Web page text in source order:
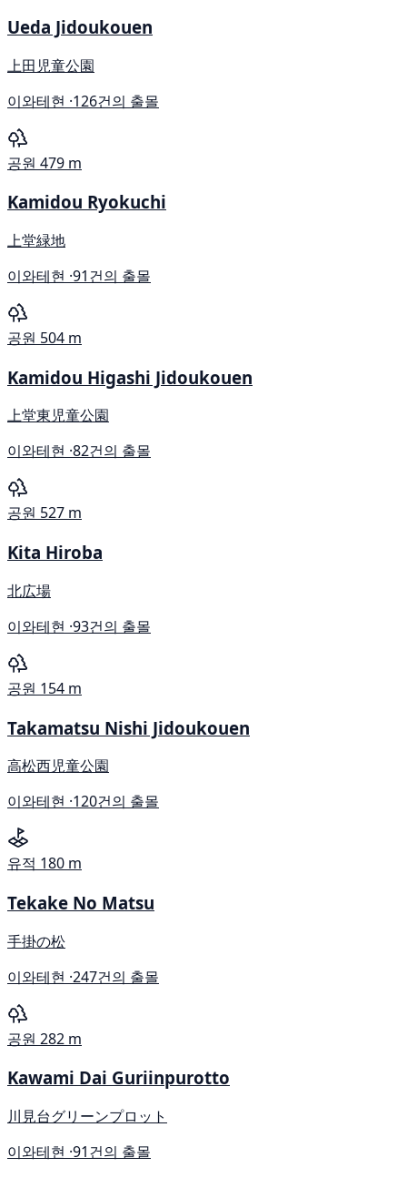
Ueda Jidoukouen
上田児童公園
이와테현 ·126건의 출몰
공원 479 m
Kamidou Ryokuchi
上堂緑地
이와테현 ·91건의 출몰
공원 504 m
Kamidou Higashi Jidoukouen
上堂東児童公園
이와테현 ·82건의 출몰
공원 527 m
Kita Hiroba
北広場
이와테현 ·93건의 출몰
공원 154 m
Takamatsu Nishi Jidoukouen
高松西児童公園
이와테현 ·120건의 출몰
유적 180 m
Tekake No Matsu
手掛の松
이와테현 ·247건의 출몰
공원 282 m
Kawami Dai Guriinpurotto
川見台グリーンプロット
이와테현 ·91건의 출몰